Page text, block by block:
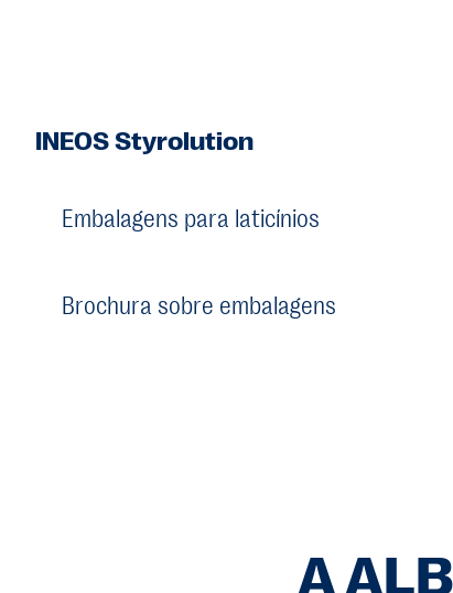
INEOS Styrolution
Embalagens para laticínios
Brochura sobre embalagens
A